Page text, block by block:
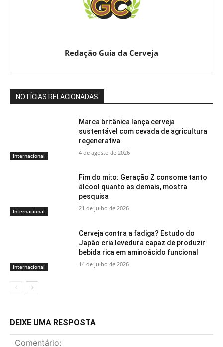
Redação Guia da Cerveja
NOTÍCIAS RELACIONADAS
Internacional
Marca britânica lança cerveja
sustentável com cevada de agricultura
regenerativa
4 de agosto de 2026
Internacional
Fim do mito: Geração Z consome tanto
álcool quanto as demais, mostra
pesquisa
21 de julho de 2026
Internacional
Cerveja contra a fadiga? Estudo do
Japão cria levedura capaz de produzir
bebida rica em aminoácido funcional
14 de julho de 2026
DEIXE UMA RESPOSTA